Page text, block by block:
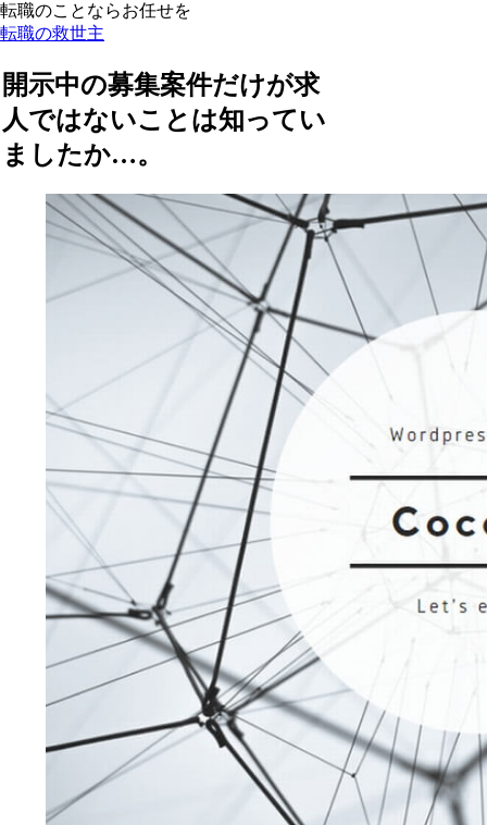
転職のことならお任せを
転職の救世主
開示中の募集案件だけが求
人ではないことは知ってい
ましたか…。